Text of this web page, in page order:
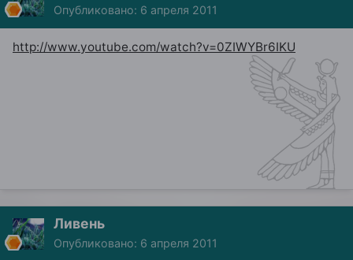
Опубликовано: 6 апреля 2011
http://www.youtube.com/watch?v=0ZIWYBr6IKU
Ливень
Опубликовано: 6 апреля 2011